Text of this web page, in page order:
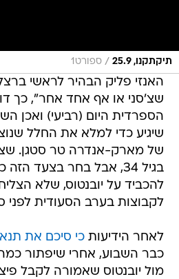
תיקתקנו, 25.9 / ספורט1
האנזי פליק הבהיר לראשי
שצ'סני או אף אחד אחר", כך
הספרדית היום (רביעי) ואכן
שיגיע כדי למלא את החלל
של מארק-אנדרה טר סטגן.
בגיל 34, אבל בחר בצעד
להכביד על יובנטוס, שלא
לקבוצות בערב הסעודית לפני
לאחר הידיעותכי סיכם את
כבר השבוע, אחרי שיפתור כמה
מול יובנטוס שאמורה לקבל